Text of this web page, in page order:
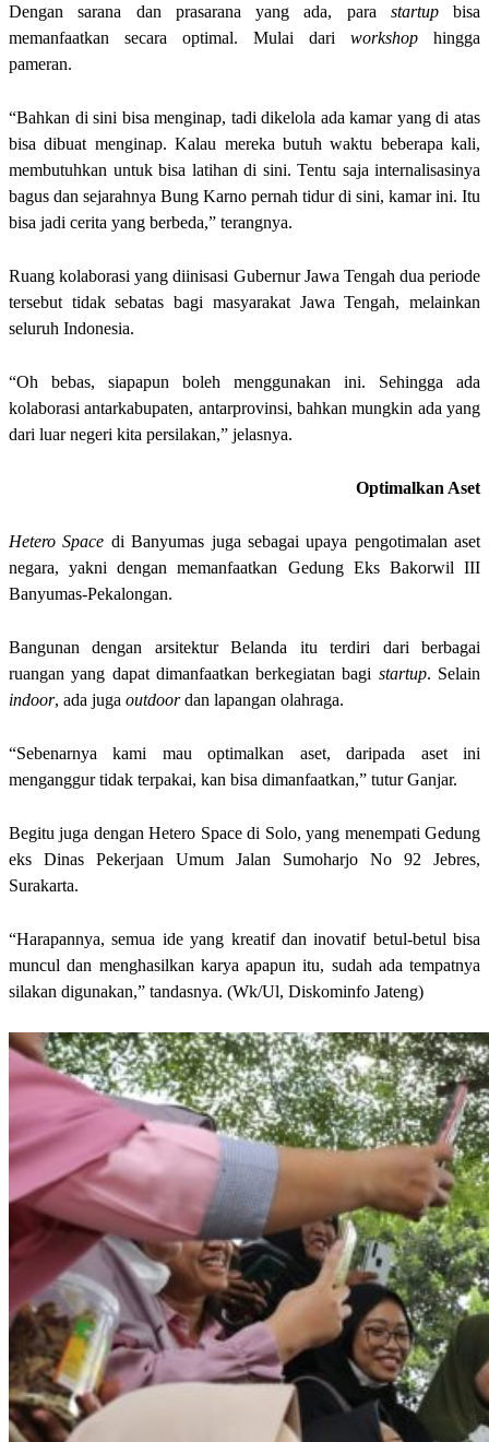
Dengan sarana dan prasarana yang ada, para startupbisa
memanfaatkan secara optimal. Mulai dari workshop hingga
pameran.
“Bahkan di sini bisa menginap, tadi dikelola ada kamar yang di atas
bisa dibuat menginap. Kalau mereka butuh waktu beberapa kali,
membutuhkan untuk bisa latihan di sini. Tentu saja internalisasinya
bagus dan sejarahnya Bung Karno pernah tidur di sini, kamar ini. Itu
bisa jadi cerita yang berbeda,” terangnya.
Ruang kolaborasi yang diinisasi Gubernur Jawa Tengah dua periode
tersebut tidak sebatas bagi masyarakat Jawa Tengah, melainkan
seluruh Indonesia.
“Oh bebas, siapapun boleh menggunakan ini. Sehingga ada
kolaborasi antarkabupaten, antarprovinsi, bahkan mungkin ada yang
dari luar negeri kita persilakan,” jelasnya.
Optimalkan Aset
Hetero Space di Banyumas juga sebagai upaya pengotimalan aset
negara, yakni dengan memanfaatkan Gedung Eks Bakorwil III
Banyumas-Pekalongan.
Bangunan dengan arsitektur Belanda itu terdiri dari berbagai
ruangan yang dapat dimanfaatkan berkegiatan bagi startup. Selain
indoor, ada juga outdoordan lapangan olahraga.
“Sebenarnya kami mau optimalkan aset, daripada aset ini
menganggur tidak terpakai, kan bisa dimanfaatkan,” tutur Ganjar.
Begitu juga dengan Hetero Space di Solo, yang menempati Gedung
eks Dinas Pekerjaan Umum Jalan Sumoharjo No 92 Jebres,
Surakarta.
“Harapannya, semua ide yang kreatif dan inovatif betul-betul bisa
muncul dan menghasilkan karya apapun itu, sudah ada tempatnya
silakan digunakan,” tandasnya. (Wk/Ul, Diskominfo Jateng)